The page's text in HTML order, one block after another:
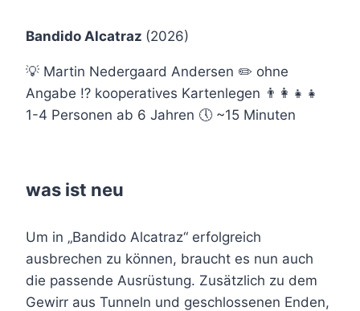
Bandido Alcatraz (2026)
💡 Martin Nedergaard Andersen ✏️ ohne
Angabe ⁉️ kooperatives Kartenlegen 👨‍👩‍👧‍👧
1-4 Personen ab 6 Jahren 🕔 ~15 Minuten
was ist neu
Um in „Bandido Alcatraz“ erfolgreich
ausbrechen zu können, braucht es nun auch
die passende Ausrüstung. Zusätzlich zu dem
Gewirr aus Tunneln und geschlossenen Enden,